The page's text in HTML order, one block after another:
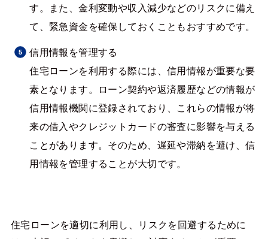
す。また、金利変動や収入減少などのリスクに備え
て、緊急資金を確保しておくこともおすすめです。
信用情報を管理する
住宅ローンを利用する際には、信用情報が重要な要
素となります。ローン契約や返済履歴などの情報が
信用情報機関に登録されており、これらの情報が将
来の借入やクレジットカードの審査に影響を与える
ことがあります。そのため、遅延や滞納を避け、信
用情報を管理することが大切です。
住宅ローンを適切に利用し、リスクを回避するために